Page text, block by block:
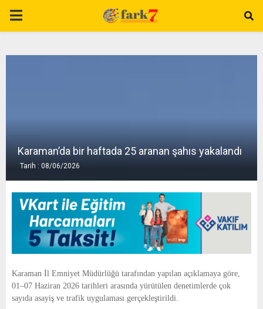
P
A
E
N
Karaman’da bir haftada 25 aranan şahıs yakalandı
Tarih : 08/06/2026
Karaman İl Emniyet Müdürlüğü tarafından yapılan açıklamaya göre,
01–07 Haziran 2026 tarihleri arasında yürütülen denetimlerde çok
sayıda asayiş ve trafik uygulaması gerçekleştirildi.